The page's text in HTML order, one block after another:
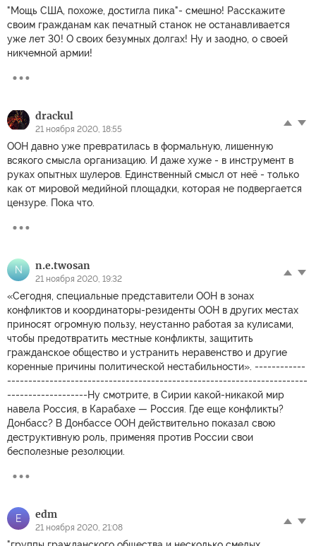
"Мощь США, похоже, достигла пика"- смешно! Расскажите
своим гражданам как печатный станок не останавливается
уже лет 30! О своих безумных долгах! Ну и заодно, о своей
никчемной армии!
drackul
21 ноября 2020, 18:55
ООН давно уже превратилась в формальную, лишенную
всякого смысла организацию. И даже хуже - в инструмент в
руках опытных шулеров. Единственный смысл от неё - только
как от мировой медийной площадки, которая не подвергается
цензуре. Пока что.
N n.e.twosan
21 ноября 2020, 19:32
«Сегодня, специальные представители ООН в зонах
конфликтов и координаторы-резиденты ООН в других местах
приносят огромную пользу, неустанно работая за кулисами,
чтобы предотвратить местные конфликты, защитить
гражданское общество и устранить неравенство и другие
коренные причины политической нестабильности». ------------
-----------------------------------------------------------------------
-------------------Ну смотрите, в Сирии какой-никакой мир
навела Россия, в Карабахе — Россия. Где еще конфликты?
Донбасс? В Донбассе ООН действительно показал свою
деструктивную роль, применяя против России свои
бесполезные резолюции.
E edm
21 ноября 2020, 21:08